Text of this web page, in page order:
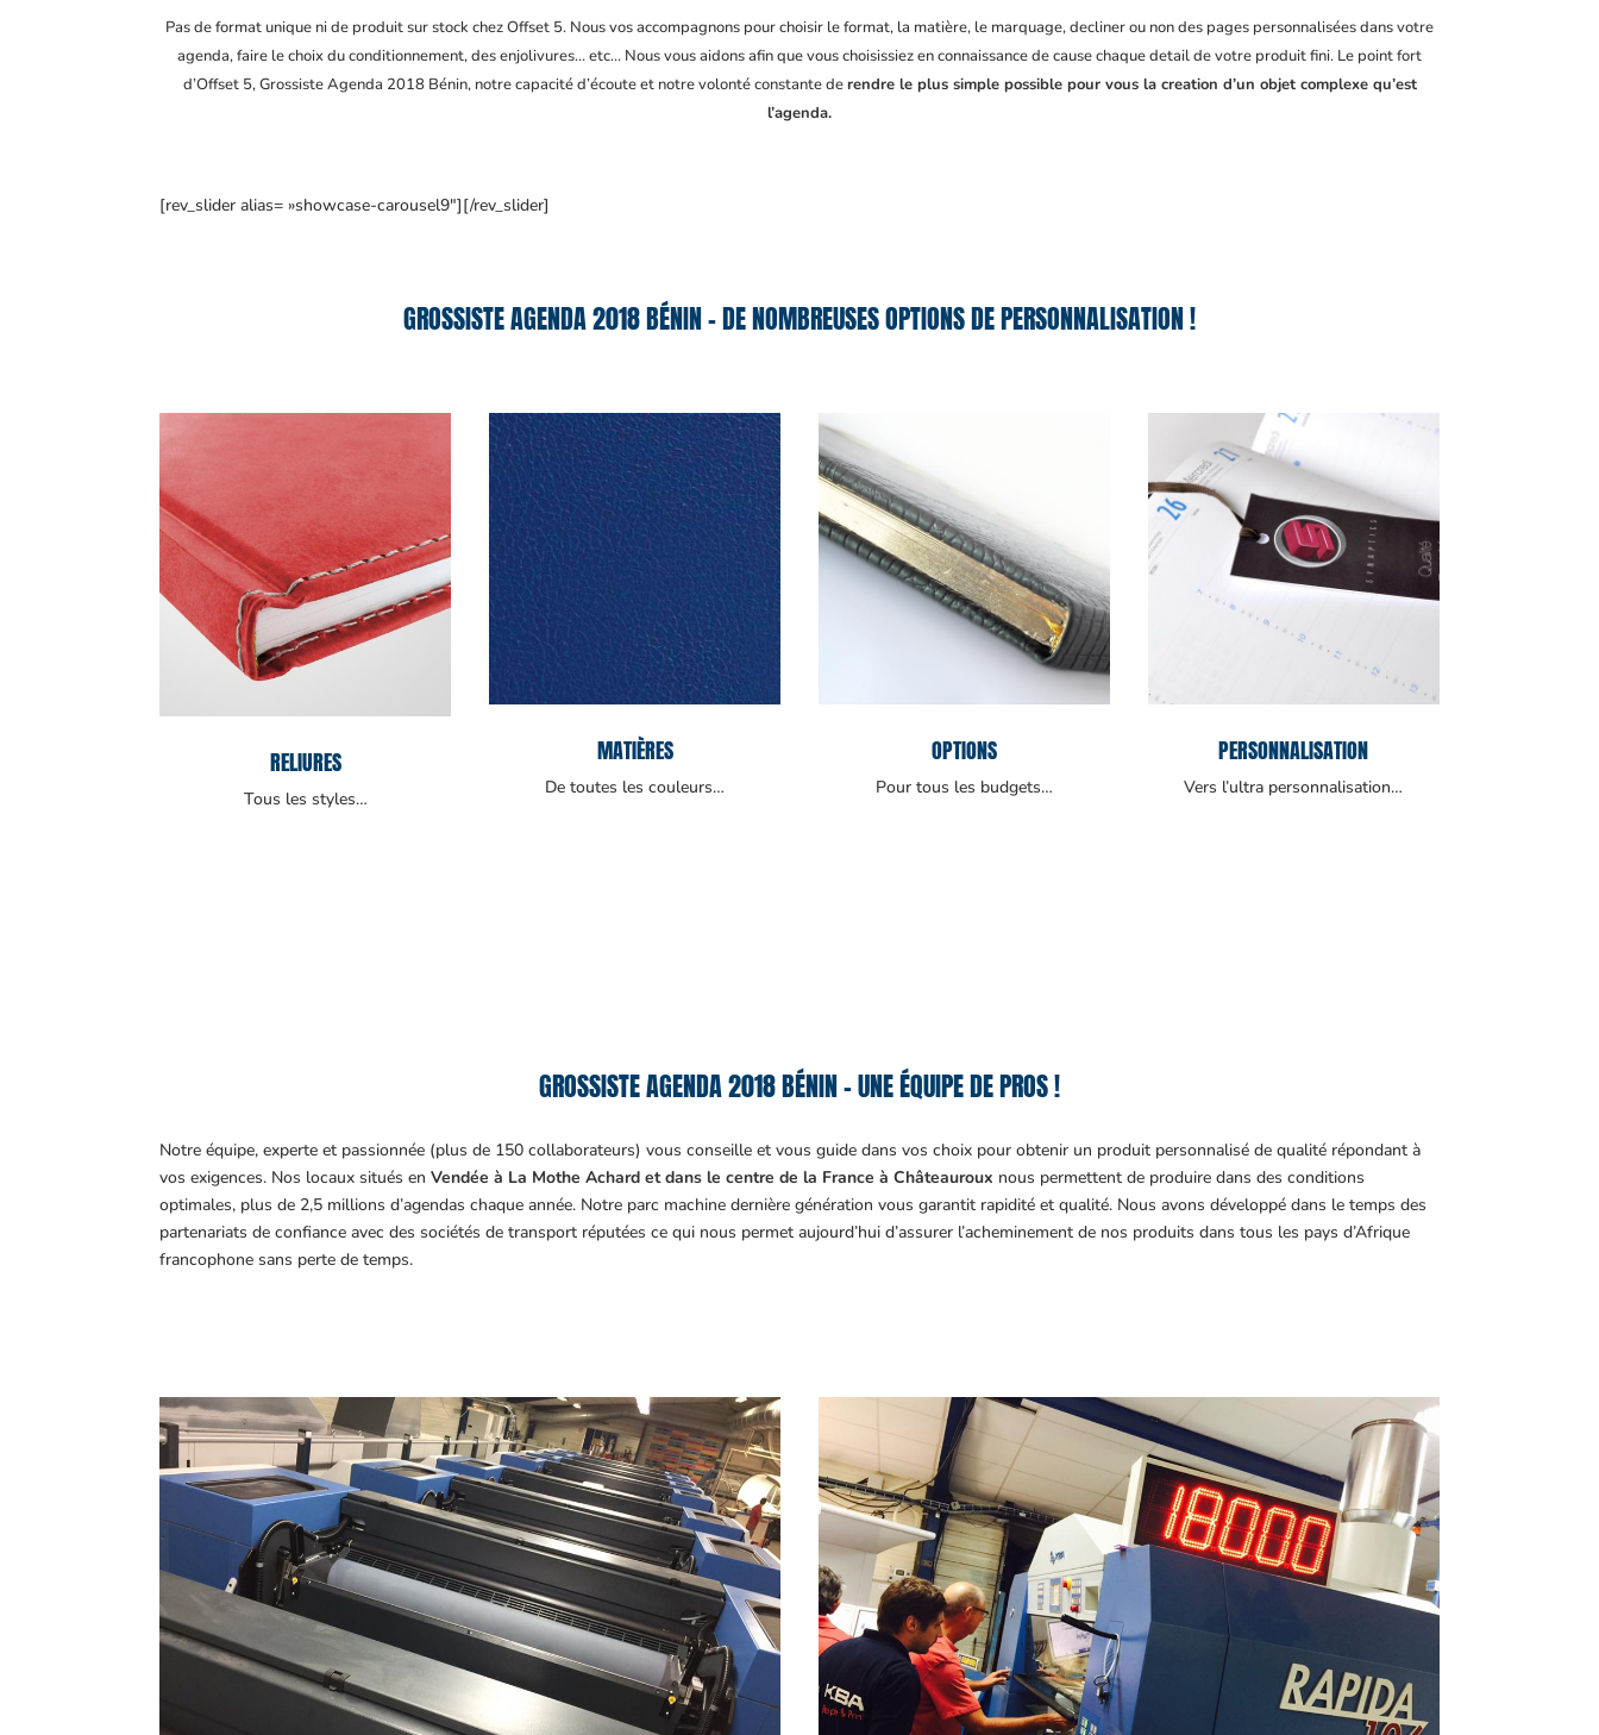
Pas de format unique ni de produit sur stock chez Offset 5. Nous vos accompagnons pour choisir le format, la matière, le marquage, decliner ou non des pages personnalisées dans votre
agenda, faire le choix du conditionnement, des enjolivures… etc… Nous vous aidons afin que vous choisissiez en connaissance de cause chaque detail de votre produit fini. Le point fort
d’Offset 5, Grossiste Agenda 2018 Bénin, notre capacité d’écoute et notre volonté constante derendre le plus simple possible pour vous la creation d’un objet complexe qu’est
l’agenda.
[rev_slider alias= »showcase-carousel9″][/rev_slider]
GROSSISTE AGENDA 2018 BÉNIN – DE NOMBREUSES OPTIONS DE PERSONNALISATION !
RELIURES
Tous les styles…
MATIÈRES
De toutes les couleurs…
OPTIONS
Pour tous les budgets…
PERSONNALISATION
Vers l’ultra personnalisation…
GROSSISTE AGENDA 2018 BÉNIN – UNE ÉQUIPE DE PROS !
Notre équipe, experte et passionnée (plus de 150 collaborateurs) vous conseille et vous guide dans vos choix pour obtenir un produit personnalisé de qualité répondant à
vos exigences. Nos locaux situés enVendée à La Mothe Achard et dans le centre de la France à Châteauroux nous permettent de produire dans des conditions
optimales, plus de 2,5 millions d’agendas chaque année. Notre parc machine dernière génération vous garantit rapidité et qualité. Nous avons développé dans le temps des
partenariats de confiance avec des sociétés de transport réputées ce qui nous permet aujourd’hui d’assurer l’acheminement de nos produits dans tous les pays d’Afrique
francophone sans perte de temps.